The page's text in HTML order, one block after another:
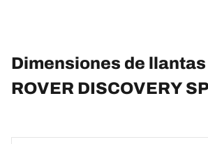
Dimensiones de llantas
ROVER DISCOVERY